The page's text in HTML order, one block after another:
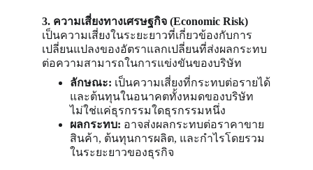
3. ความเสี่ยงทางเศรษฐกิจ (Economic Risk)
เป็นความเสี่ยงในระยะยาวที่เกี่ยวข้องกับการ
เปลี่ยนแปลงของอัตราแลกเปลี่ยนที่ส่งผลกระทบ
ต่อความสามารถในการแข่งขันของบริษัท
ลักษณะ: เป็นความเสี่ยงที่กระทบต่อรายได้
และต้นทุนในอนาคตทั้งหมดของบริษัท
ไม่ใช่แค่ธุรกรรมใดธุรกรรมหนึ่ง
ผลกระทบ: อาจส่งผลกระทบต่อราคาขาย
สินค้า, ต้นทุนการผลิต, และกำไรโดยรวม
ในระยะยาวของธุรกิจ